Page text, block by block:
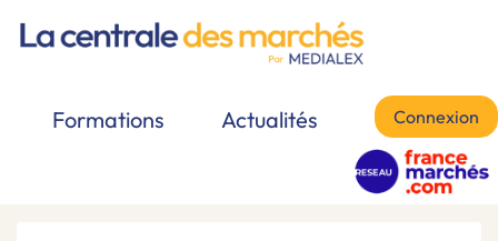
Formations Actualités Connexion